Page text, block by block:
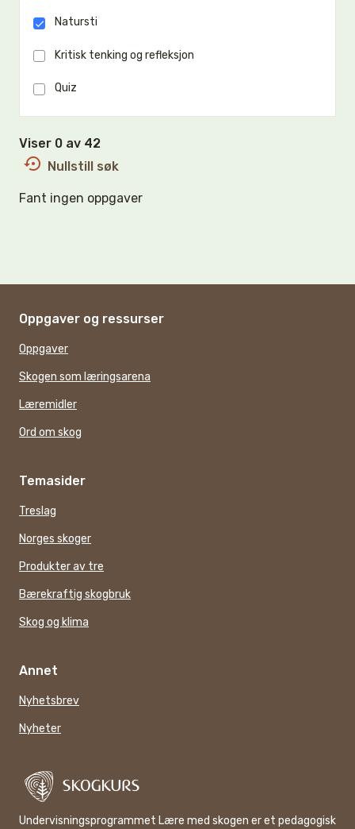
Natursti
Kritisk tenking og refleksjon
Quiz
Viser 0 av 42
Nullstill søk
Fant ingen oppgaver
Oppgaver og ressurser
Oppgaver
Skogen som læringsarena
Læremidler
Ord om skog
Temasider
Treslag
Norges skoger
Produkter av tre
Bærekraftig skogbruk
Skog og klima
Annet
Nyhetsbrev
Nyheter
Undervisningsprogrammet Lære med skogen er et pedagogisk